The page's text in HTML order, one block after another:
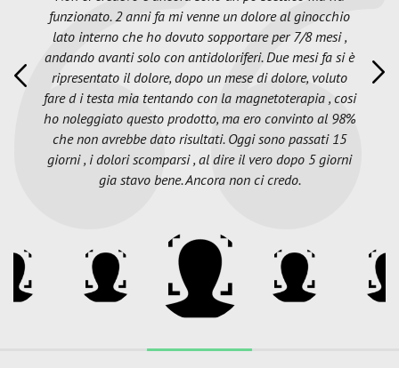
funzionato. 2 anni fa mi venne un dolore al ginocchio
lato interno che ho dovuto sopportare per 7/8 mesi ,
andando avanti solo con antidoloriferi. Due mesi fa si è
ripresentato il dolore, dopo un mese di dolore, voluto
fare d i testa mia tentando con la magnetoterapia , cosi
ho noleggiato questo prodotto, ma ero convinto al 98%
che non avrebbe dato risultati. Oggi sono passati 15
giorni , i dolori scomparsi , al dire il vero dopo 5 giorni
gia stavo bene. Ancora non ci credo.